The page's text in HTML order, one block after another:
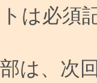
は必須
は、次